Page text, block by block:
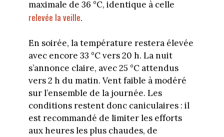
maximale de 36 °C, identique à celle
relevée la veille.
En soirée, la température restera élevée
avec encore 33 °C vers 20 h. La nuit
s’annonce claire, avec 25 °C attendus
vers 2 h du matin. Vent faible à modéré
sur l’ensemble de la journée. Les
conditions restent donc caniculaires : il
est recommandé de limiter les efforts
aux heures les plus chaudes, de